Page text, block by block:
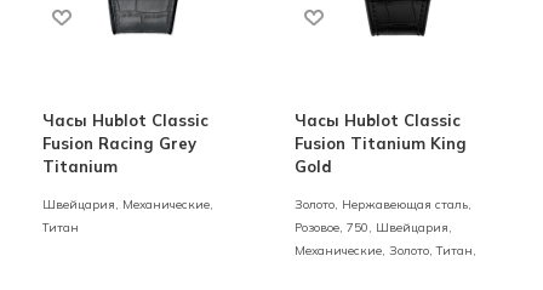
Часы Hublot Classic
Fusion Racing Grey
Titanium
Швейцария, Механические,
Титан
Часы Hublot Classic
Fusion Titanium King
Gold
Золото, Нержавеющая сталь,
Розовое, 750,
Швейцария,
Механические, Золото, Титан,